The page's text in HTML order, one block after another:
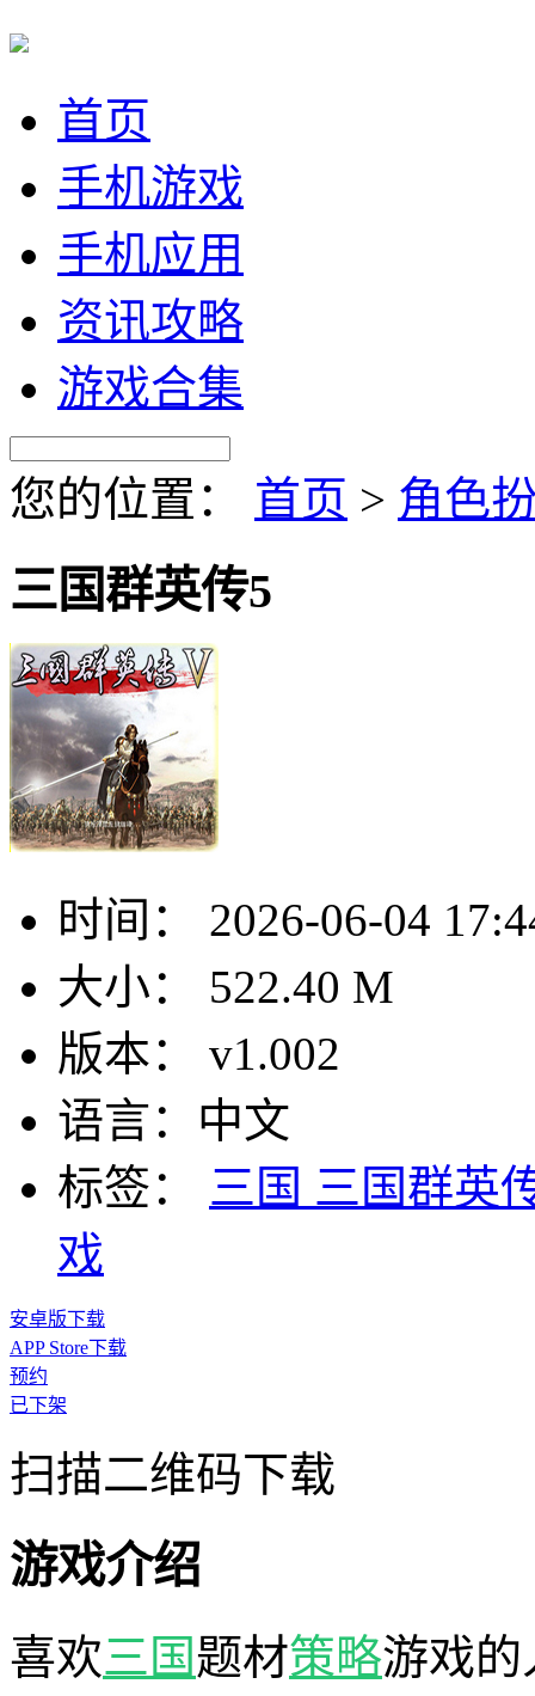
首页
手机游戏
手机应用
资讯攻略
游戏合集
您的位置： 首页 > 角色
三国群英传5
时间：
2026-06-04
大小：
522.40 M
版本：
v1.002
语言： 中文
标签：
三国 三国群英
戏
安卓版下载
APP Store下载
预约
已下架
扫描二维码下载
游戏介绍
喜欢三国题材策略游戏